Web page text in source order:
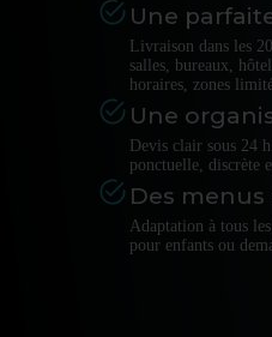
Une
Livraison dans les
salles, bureaux,
horaires, zones
Une
Devis clair sous 24
ponctuelle, discrète
Des
Adaptation à tous
pour enfants ou